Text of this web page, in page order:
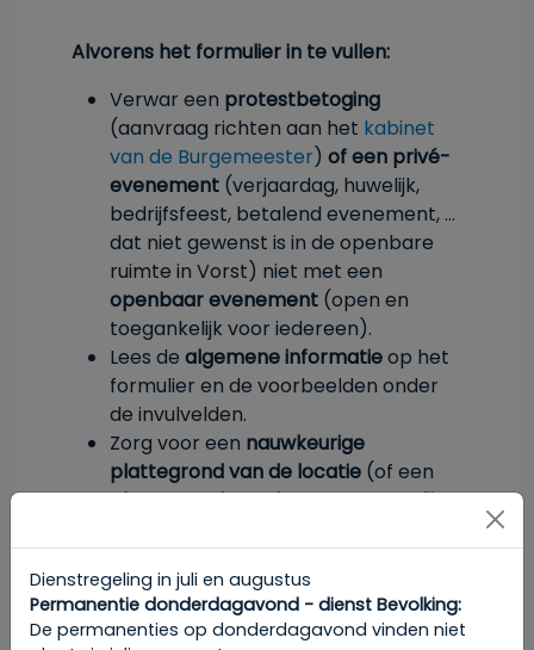
Alvorens het formulier in te vullen:
Verwar een protestbetoging
(aanvraag richten aan het kabinet
van de Burgemeester) of een privé-
evenement (verjaardag, huwelijk,
bedrijfsfeest, betalend evenement, …
dat niet gewenst is in de openbare
ruimte in Vorst) niet met een
openbaar evenement (open en
toegankelijk voor iedereen).
Lees de algemene informatieop het
formulier en de voorbeelden onder
de invulvelden.
Zorg voor een nauwkeurige
plattegrond van de locatie (of een
plattegrond van de route en een lijst
activiteit zich verplaatst)die bij het
formulier moet worden gevoegd
Zorg voor eenlijst met de
voorzieningen voor het evenement
Dienstregeling in juli en augustus
Permanentie donderdagavond - dienst Bevolking:
De permanenties op donderdagavond vinden niet